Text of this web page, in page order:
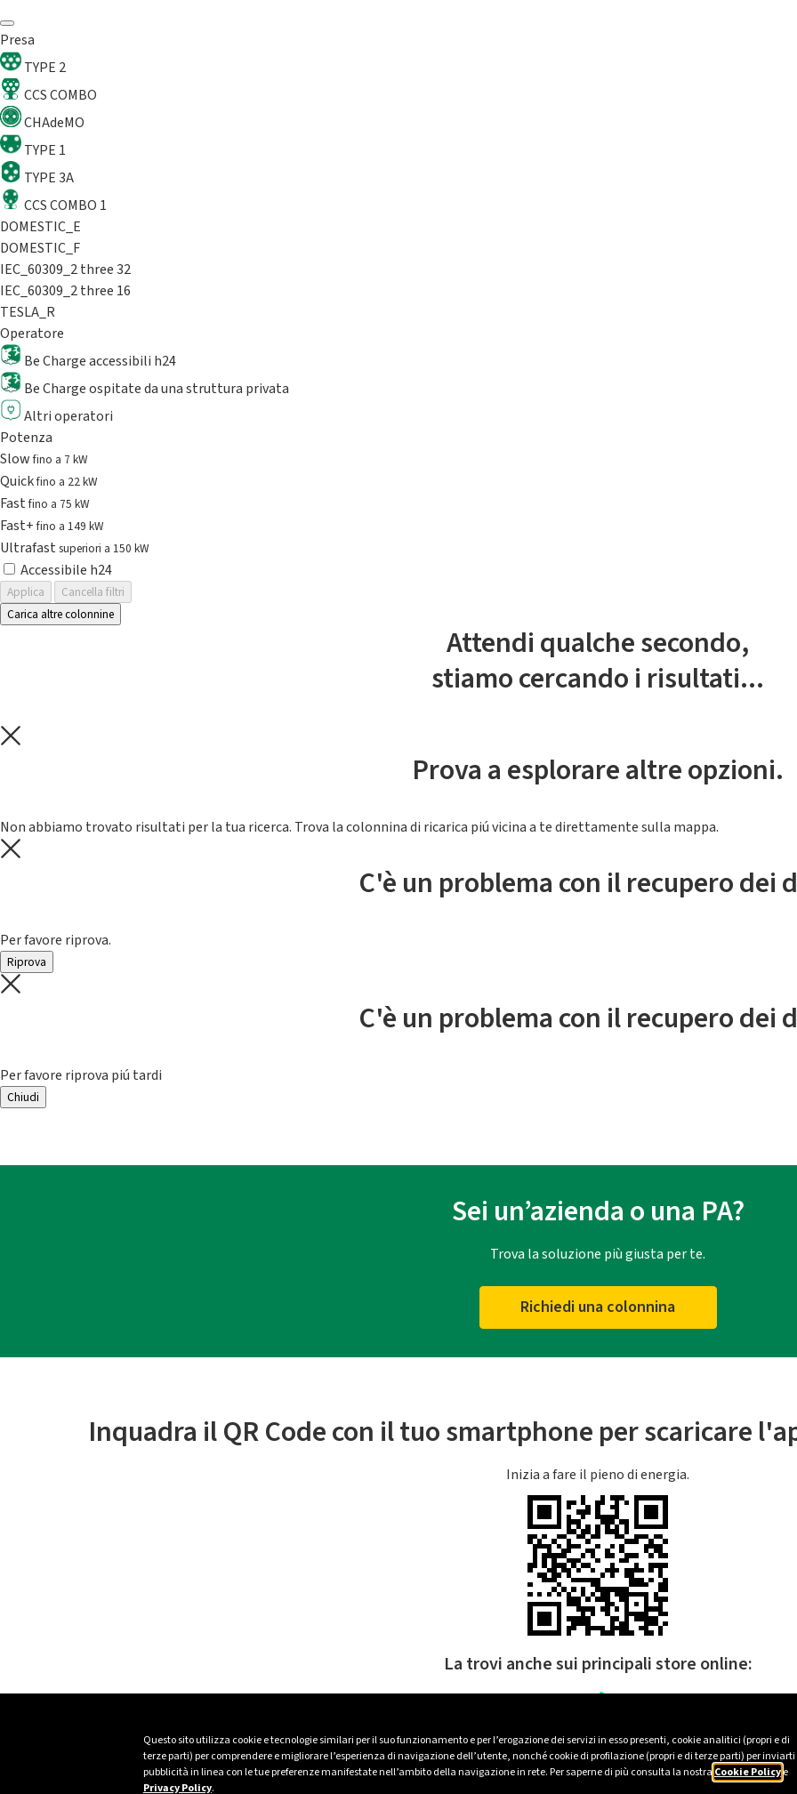
Questo sito utilizza cookie e tecnologie similari per il suo funzionamento e per l’erogazione dei servizi in esso presenti, cookie analitici (propri e di
terze parti) per comprendere e migliorare l’esperienza di navigazione dell’utente, nonché cookie di profilazione (propri e di terze parti) per inviarti
pubblicità in linea con le tue preferenze manifestate nell’ambito della navigazione in rete. Per saperne di più consulta la nostra Cookie Policye
Privacy Policy.
Presa
TYPE 2
CCS COMBO
CHAdeMO
TYPE 1
TYPE 3A
CCS COMBO 1
DOMESTIC_E
DOMESTIC_F
IEC_60309_2 three 32
IEC_60309_2 three 16
TESLA_R
Operatore
Be Charge accessibili h24
Be Charge ospitate da una struttura privata
Altri operatori
Potenza
Slowfino a 7 kW
Quickfino a 22 kW
Fastfino a 75 kW
Fast+fino a 149 kW
Ultrafast superiori a 150 kW
Accessibile h24
Applica
Cancella filtri
Carica altre colonnine
Attendi qualche secondo,
stiamo cercando i risultati...
Prova a esplorare altre opzioni.
Non abbiamo trovato risultati per la tua ricerca. Trova la colonnina di ricarica piú vicina a te direttamente sulla mappa.
C'è un problema con il recupero dei
Per favore riprova.
Riprova
C'è un problema con il recupero dei
Per favore riprova piú tardi
Chiudi
Sei un’azienda o una PA?
Trova la soluzione più giusta per te.
Richiedi una colonnina
Inquadra il QR Code con il tuo smartphone per scaricare
Inizia a fare il pieno di energia.
La trovi anche sui principali store online: